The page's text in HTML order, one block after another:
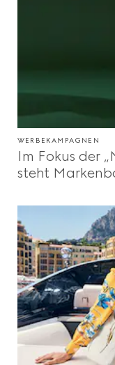
Persönlichkeiten &
Beauty
Inspirationen Und
Gucci Equilibrium
WERBEKAMPAGNEN
Im Fokus der
steht